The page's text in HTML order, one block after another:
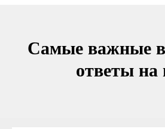
Самые важные
ответы на